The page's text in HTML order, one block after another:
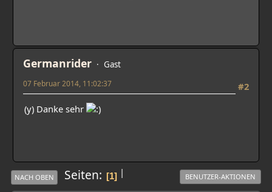
Germanrider Gast
#2
07 Februar 2014, 11:02:37
(y) Danke sehr
|
NACH OBEN Seiten 1 BENUTZER-AKTIONEN